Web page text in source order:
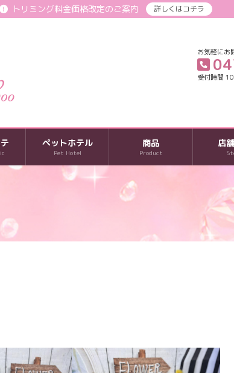
トリミング料金価格改定のご案内
詳しくはコチラ
お気軽にお
受付時間
ペットホテル
Pet Hotel
商品
Product
店